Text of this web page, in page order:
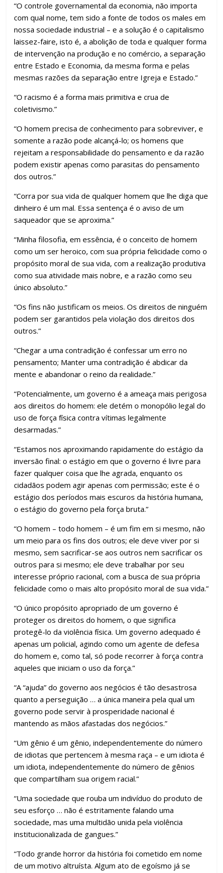
“O controle governamental da economia, não importa
com qual nome, tem sido a fonte de todos os males em
nossa sociedade industrial – e a solução é o capitalismo
laissez-faire, isto é, a abolição de toda e qualquer forma
de intervenção na produção e no comércio, a separação
entre Estado e Economia, da mesma forma e pelas
mesmas razões da separação entre Igreja e Estado.”
“O racismo é a forma mais primitiva e crua de
coletivismo.”
“O homem precisa de conhecimento para sobreviver, e
somente a razão pode alcançá-lo; os homens que
rejeitam a responsabilidade do pensamento e da razão
podem existir apenas como parasitas do pensamento
dos outros.”
“Corra por sua vida de qualquer homem que lhe diga que
dinheiro é um mal. Essa sentença é o aviso de um
saqueador que se aproxima.”
“Minha filosofia, em essência, é o conceito de homem
como um ser heroico, com sua própria felicidade como o
propósito moral de sua vida, com a realização produtiva
como sua atividade mais nobre, e a razão como seu
único absoluto.”
“Os fins não justificam os meios. Os direitos de ninguém
podem ser garantidos pela violação dos direitos dos
outros.”
“Chegar a uma contradição é confessar um erro no
pensamento; Manter uma contradição é abdicar da
mente e abandonar o reino da realidade.”
“Potencialmente, um governo é a ameaça mais perigosa
aos direitos do homem: ele detém o monopólio legal do
uso de força física contra vítimas legalmente
desarmadas.”
“Estamos nos aproximando rapidamente do estágio da
inversão final: o estágio em que o governo é livre para
fazer qualquer coisa que lhe agrada, enquanto os
cidadãos podem agir apenas com permissão; este é o
estágio dos períodos mais escuros da história humana,
o estágio do governo pela força bruta.”
“O homem – todo homem – é um fim em si mesmo, não
um meio para os fins dos outros; ele deve viver por si
mesmo, sem sacrificar-se aos outros nem sacrificar os
outros para si mesmo; ele deve trabalhar por seu
interesse próprio racional, com a busca de sua própria
felicidade como o mais alto propósito moral de sua vida.”
“O único propósito apropriado de um governo é
proteger os direitos do homem, o que significa
protegê-lo da violência física. Um governo adequado é
apenas um policial, agindo como um agente de defesa
do homem e, como tal, só pode recorrer à força contra
aqueles que iniciam o uso da força.”
“A “ajuda” do governo aos negócios é tão desastrosa
quanto a perseguição … a única maneira pela qual um
governo pode servir à prosperidade nacional é
mantendo as mãos afastadas dos negócios.”
“Um gênio é um gênio, independentemente do número
de idiotas que pertencem à mesma raça – e um idiota é
um idiota, independentemente do número de gênios
que compartilham sua origem racial.”
“Uma sociedade que rouba um indivíduo do produto de
seu esforço … não é estritamente falando uma
sociedade, mas uma multidão unida pela violência
institucionalizada de gangues.”
“Todo grande horror da história foi cometido em nome
de um motivo altruísta. Algum ato de egoísmo já se